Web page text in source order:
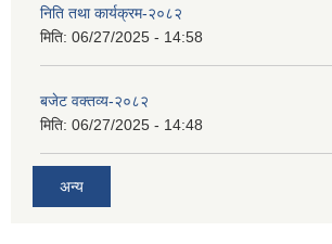
निति तथा कार्यक्रम-२०८२
मिति: 06/27/2025 - 14:58
बजेट वक्तव्य-२०८२
मिति: 06/27/2025 - 14:48
अन्य